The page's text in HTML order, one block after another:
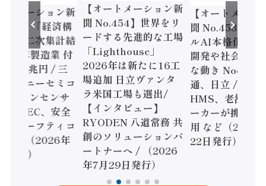
トメーション新
】「経済構
調査二次集計結
年製造業 付
額86兆円 / 三
とソニーセミコ
ジョンセンサ
/ IDEC、安全
すセーフティコ
ーラ（2026年
発行）
【オートメーション新
聞 No.454】世界をリ
ードする先進的な工場
「Lighthouse」
2026年は新たに16工
場追加 日立ヴァンタ
ラ米国工場も選出/
【インタビュー】
RYODEN 八道常務 共
創のソリューションパ
ートナーへ / （2026
年7月29日発行）
【オートメーシ
聞 No.453】フ
ルAI本格化へ
開発や社会実装
な動き Noetra
通、日立 / 兵神
HMS、老舗ポ
ーカーが挑むデ
用 など（2026
22日発行）